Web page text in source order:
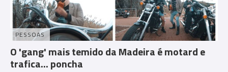
PESSOAS
O 'gang' mais temido da Madeira é motard e
trafica... poncha